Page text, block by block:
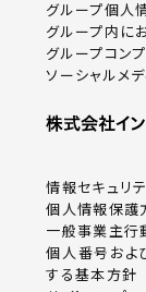
グループ個人
グループ内に
グループコン
ソーシャルメ
情報セキュリ
個人情報保護
一般事業主行
個人番号およ
する基本方針